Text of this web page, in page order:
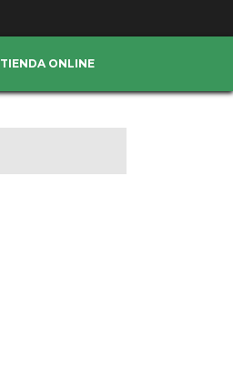
TIENDA ONLINE